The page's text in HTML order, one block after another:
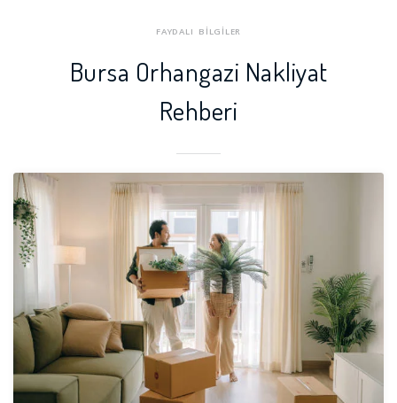
FAYDALI BİLGİLER
Bursa Orhangazi Nakliyat
Rehberi